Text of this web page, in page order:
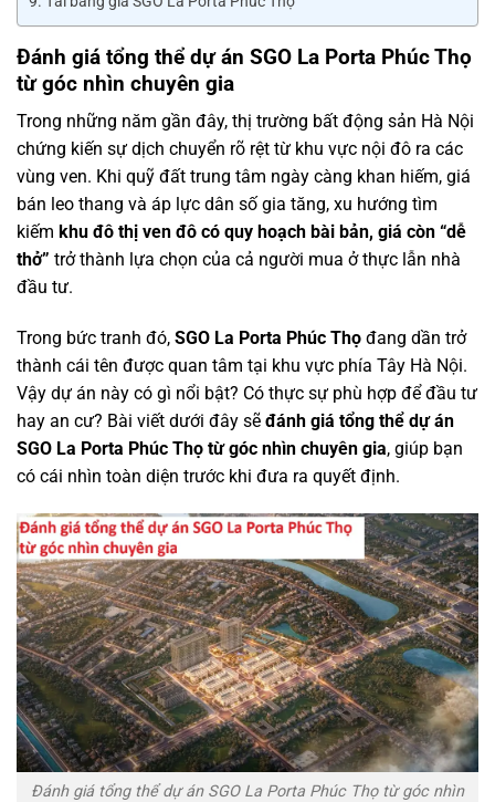
Đánh giá tổng thể dự án SGO La Porta Phúc Thọ
từ góc nhìn chuyên gia
Trong những năm gần đây, thị trường bất động sản Hà Nội
chứng kiến sự dịch chuyển rõ rệt từ khu vực nội đô ra các
vùng ven. Khi quỹ đất trung tâm ngày càng khan hiếm, giá
bán leo thang và áp lực dân số gia tăng, xu hướng tìm
kiếm khu đô thị ven đô có quy hoạch bài bản, giá còn “dễ
thở” trở thành lựa chọn của cả người mua ở thực lẫn nhà
đầu tư.
Trong bức tranh đó, SGO La Porta Phúc Thọ đang dần trở
thành cái tên được quan tâm tại khu vực phía Tây Hà Nội.
Vậy dự án này có gì nổi bật? Có thực sự phù hợp để đầu tư
hay an cư? Bài viết dưới đây sẽ đánh giá tổng thể dự án
SGO La Porta Phúc Thọ từ góc nhìn chuyên gia, giúp bạn
có cái nhìn toàn diện trước khi đưa ra quyết định.
Đánh giá tổng thể dự án SGO La Porta Phúc Thọ từ góc nhìn